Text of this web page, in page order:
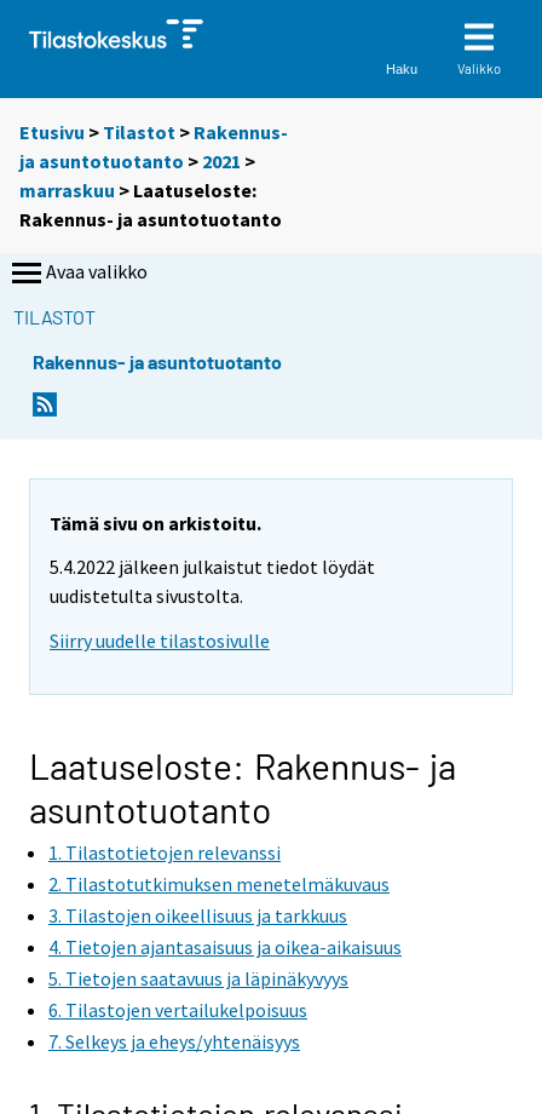
Haku Valikko
Etusivu > Tilastot > Rakennus-
ja asuntotuotanto > 2021 >
marraskuu > Laatuseloste:
Rakennus- ja asuntotuotanto
Avaa valikko
TILASTOT
Rakennus- ja asuntotuotanto
Tämä sivu on arkistoitu.
5.4.2022 jälkeen julkaistut tiedot löydät
uudistetulta sivustolta.
Siirry uudelle tilastosivulle
Laatuseloste: Rakennus- ja
asuntotuotanto
1. Tilastotietojen relevanssi
2. Tilastotutkimuksen menetelmäkuvaus
3. Tilastojen oikeellisuus ja tarkkuus
4. Tietojen ajantasaisuus ja oikea-aikaisuus
5. Tietojen saatavuus ja läpinäkyvyys
6. Tilastojen vertailukelpoisuus
7. Selkeys ja eheys/yhtenäisyys